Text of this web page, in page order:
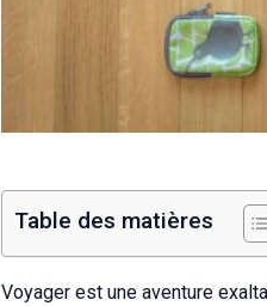
Table des matières
Voyager est une aventure